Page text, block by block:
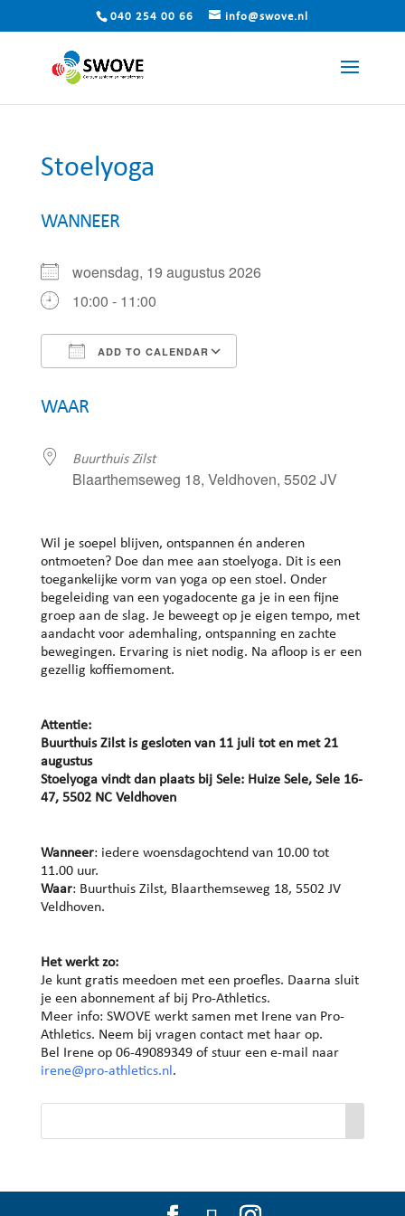
040 254 00 66 info@swove.nl
Stoelyoga
WANNEER
woensdag, 19 augustus 2026
10:00 - 11:00
ADD TO CALENDAR
WAAR
Buurthuis Zilst
Blaarthemseweg 18, Veldhoven, 5502 JV
Wil je soepel blijven, ontspannen én anderen
ontmoeten? Doe dan mee aan stoelyoga. Dit is een
toegankelijke vorm van yoga op een stoel. Onder
begeleiding van een yogadocente ga je in een fijne
groep aan de slag. Je beweegt op je eigen tempo, met
aandacht voor ademhaling, ontspanning en zachte
bewegingen. Ervaring is niet nodig. Na afloop is er een
gezellig koffiemoment.
Attentie:
Buurthuis Zilst is gesloten van 11 juli tot en met 21
augustus
Stoelyoga vindt dan plaats bij Sele: Huize Sele, Sele 16-
47, 5502 NC Veldhoven
Wanneer: iedere woensdagochtend van 10.00 tot
11.00 uur.
Waar: Buurthuis Zilst, Blaarthemseweg 18, 5502 JV
Veldhoven.
Het werkt zo:
Je kunt gratis meedoen met een proefles. Daarna sluit
je een abonnement af bij Pro-Athletics.
Meer info: SWOVE werkt samen met Irene van Pro-
Athletics. Neem bij vragen contact met haar op.
Bel Irene op 06-49089349 of stuur een e-mail naar
irene@pro-athletics.nl .